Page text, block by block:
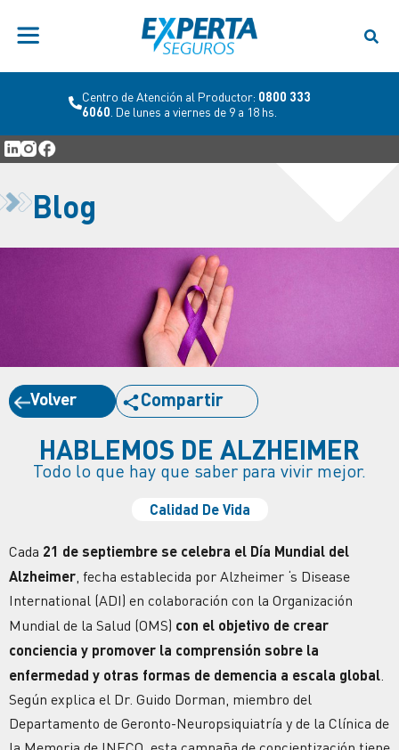
Centro de Atención al Productor: 0800 333
6060 . De lunes a viernes de 9 a 18 hs.
Blog
Volver Compartir
HABLEMOS DE ALZHEIMER
Todo lo que hay que saber para vivir mejor.
Calidad De Vida
Cada 21 de septiembre se celebra el Día Mundial del
Alzheimer , fecha establecida por Alzheimer ‘s Disease
International (ADI) en colaboración con la Organización
Mundial de la Salud (OMS) con el objetivo de crear
conciencia y promover la comprensión sobre la
enfermedad y otras formas de demencia a escala global
Según explica el Dr. Guido Dorman, miembro del
Departamento de Geronto-Neuropsiquiatría y de la Clínica de